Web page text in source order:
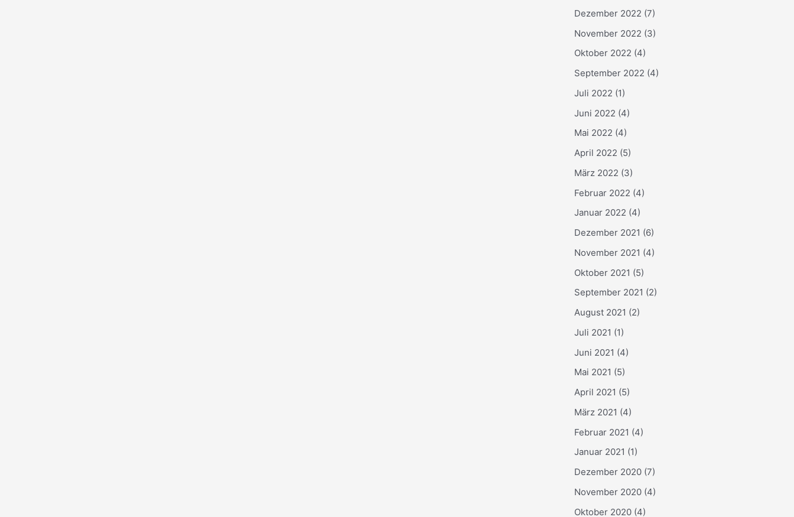
Dezember 2022 (7)
November 2022 (3)
Oktober 2022 (4)
September 2022 (4)
Juli 2022 (1)
Juni 2022 (4)
Mai 2022 (4)
April 2022 (5)
März 2022 (3)
Februar 2022 (4)
Januar 2022 (4)
Dezember 2021 (6)
November 2021 (4)
Oktober 2021 (5)
September 2021 (2)
August 2021 (2)
Juli 2021 (1)
Juni 2021 (4)
Mai 2021 (5)
April 2021 (5)
März 2021 (4)
Februar 2021 (4)
Januar 2021 (1)
Dezember 2020 (7)
November 2020 (4)
Oktober 2020 (4)